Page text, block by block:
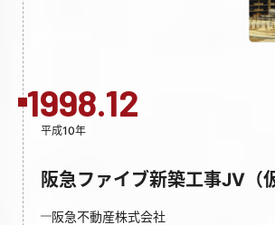
1998.12
平成10年
阪急ファイブ新築工事JV（
阪急不動産株式会社